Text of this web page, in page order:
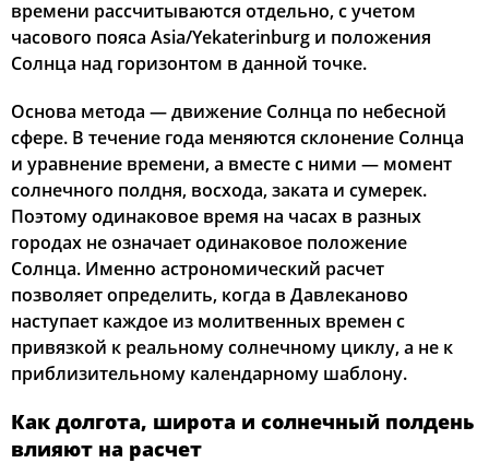
19, Ср 03:51 06:04 13:24 17:21 20:42 22:43
20:40 22:40
21, Пт 03:58 06:08 13:23 17:19 20:38 22:36
22, Сб 04:01 06:09 13:23 17:17 20:35 22:33
23, Вс 04:04 06:11 13:23 17:16 20:33
24, Пн 04:07 06:13 13:22 17:15 20:31
25, Вт 04:10 06:15 13:22 17:13 20:28 22:23
27, Чт 04:15 06:18
времени рассчитываются отдельно, с учетом
часового пояса Asia/Yekaterinburg и положения
Солнца над горизонтом в данной точке.
Основа метода — движение Солнца по небесной
сфере. В течение года меняются склонение Солнца
и уравнение времени, а вместе с ними — момент
солнечного полдня, восхода, заката и сумерек.
Поэтому одинаковое время на часах в разных
городах не означает одинаковое положение
Солнца. Именно астрономический расчет
позволяет определить, когда в Давлеканово
наступает каждое из молитвенных времен с
привязкой к реальному солнечному циклу, а не к
приблизительному календарному шаблону.
Как долгота, широта и солнечный полдень
влияют на расчет